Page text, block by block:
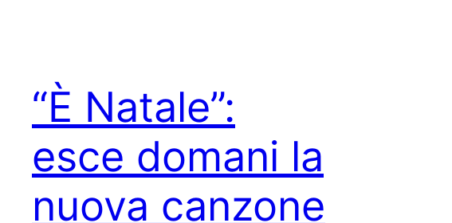
“È Natale”:
esce domani la
nuova canzone